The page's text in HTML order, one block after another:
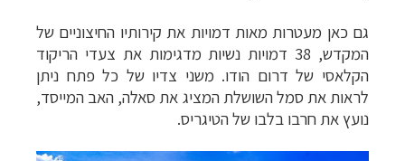
גם כאן מעטרות מאות דמויות את קירותיו החיצוניים של
המקדש, 38 דמויות נשיות מדגימות את צעדי הריקוד
הקלאסי של דרום הודו. משני צדיו של כל פתח ניתן
לראות את סמל השושלת המציג את סאלה, האב המייסד,
נועץ את חרבו בלבו של הטיגריס.